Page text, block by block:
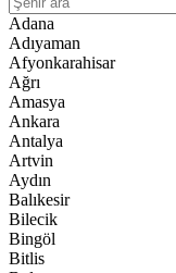
Adana
Adıyaman
Afyonkarahisar
Ağrı
Amasya
Ankara
Antalya
Artvin
Aydın
Balıkesir
Bilecik
Bingöl
Bitlis